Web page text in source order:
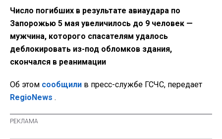
Число погибших в результате авиаудара по
Запорожью 5 мая увеличилось до 9 человек —
мужчина, которого спасателям удалось
деблокировать из-под обломков здания,
скончался в реанимации
Об этом сообщили в пресс-службе ГСЧС, передает
RegioNews .